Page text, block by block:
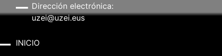
Dirección electrónica:
uzei@uzei.eus
INICIO